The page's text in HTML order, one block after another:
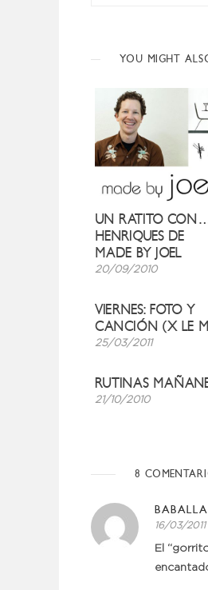
YOU MIGHT
UN RATITO
HENRIQUES DE
MADE BY JOEL
20/09/2010
VIERNES: FOTO Y
CANCIÓN (X LE
25/03/2011
RUTINAS
21/10/2010
8
BABALLA
16/03/
El